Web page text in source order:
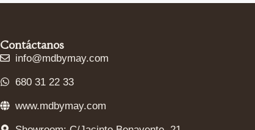
Contáctanos
info@mdbymay.com
680 31 22 33
www.mdbymay.com